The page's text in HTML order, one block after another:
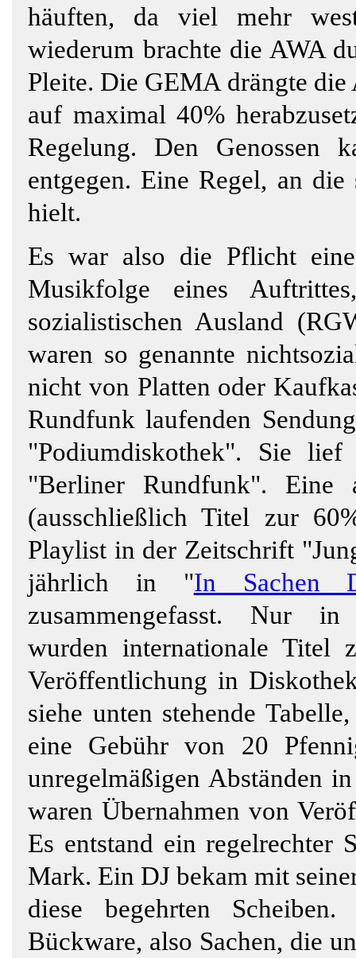
häuften, da viel mehr
wiederum brachte die AWA
Pleite. Die GEMA drängte die
auf maximal 40%
Regelung. Den Genossen
entgegen. Eine Regel, an
hielt.
Es war also die Pflicht
Musikfolge eines
sozialistischen Ausland
waren so genannte
nicht von Platten oder
Rundfunk laufenden
"Podiumdiskothek". Sie
"Berliner Rundfunk". Eine
(ausschließlich Titel zur
Playlist in der Zeitschrift
jährlich in "In Sachen
zusammengefasst. Nur
wurden internationale Titel
Veröffentlichung in
siehe unten stehende
eine Gebühr von 20
unregelmäßigen Abständen
waren Übernahmen von
Es entstand ein regelrechter
Mark. Ein DJ bekam mit
diese begehrten
Bückware, also Sachen, die